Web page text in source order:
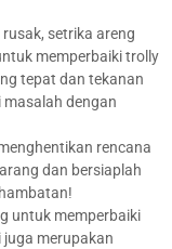
setrika areng
memperbaiki trolly
tepat dan tekanan
dengan
rencana
dan bersiaplah
untuk memperbaiki
merupakan